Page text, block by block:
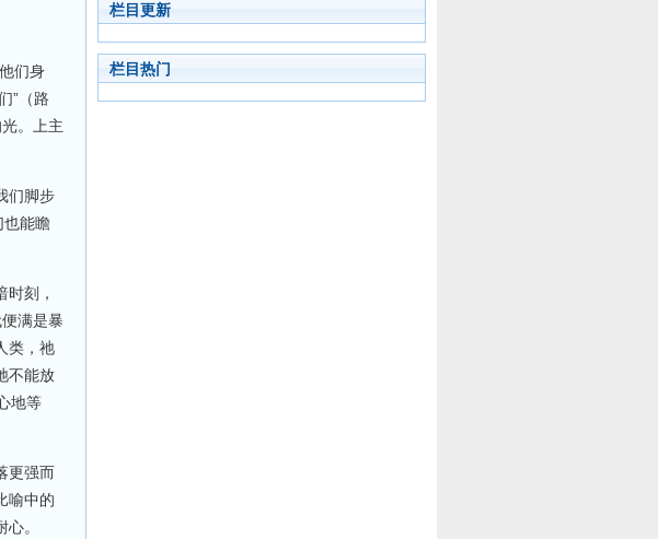
们身
”（路
。上主
们脚步
也能瞻
刻，
满是暴
类，祂
不能放
地等
更强而
喻中的
。
栏目更新
栏目热门